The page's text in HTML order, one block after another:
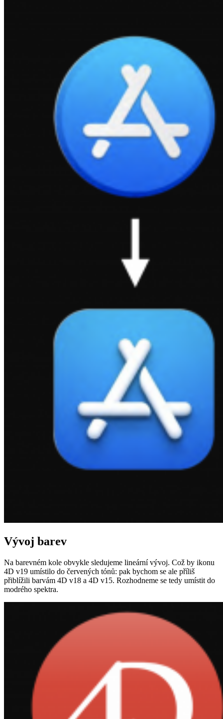
Vývoj barev
Na barevném kole obvykle sledujeme lineární vývoj. Což by ikonu
4D v19 umístilo do červených tónů: pak bychom se ale příliš
přiblížili barvám 4D v18 a 4D v15. Rozhodneme se tedy umístit do
modrého spektra.